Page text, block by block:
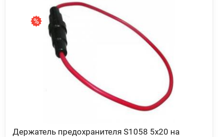
Держатель предохранителя S1058 5х20 на